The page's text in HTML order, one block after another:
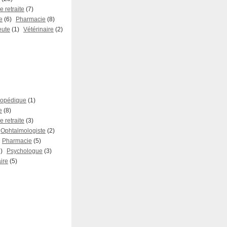
retraite (7)
(6) Pharmacie (8)
(1) Vétérinaire (2)
(1)
(8)
retraite (3)
Ophtalmologiste (2)
Pharmacie (5)
Psychologue (3)
(5)